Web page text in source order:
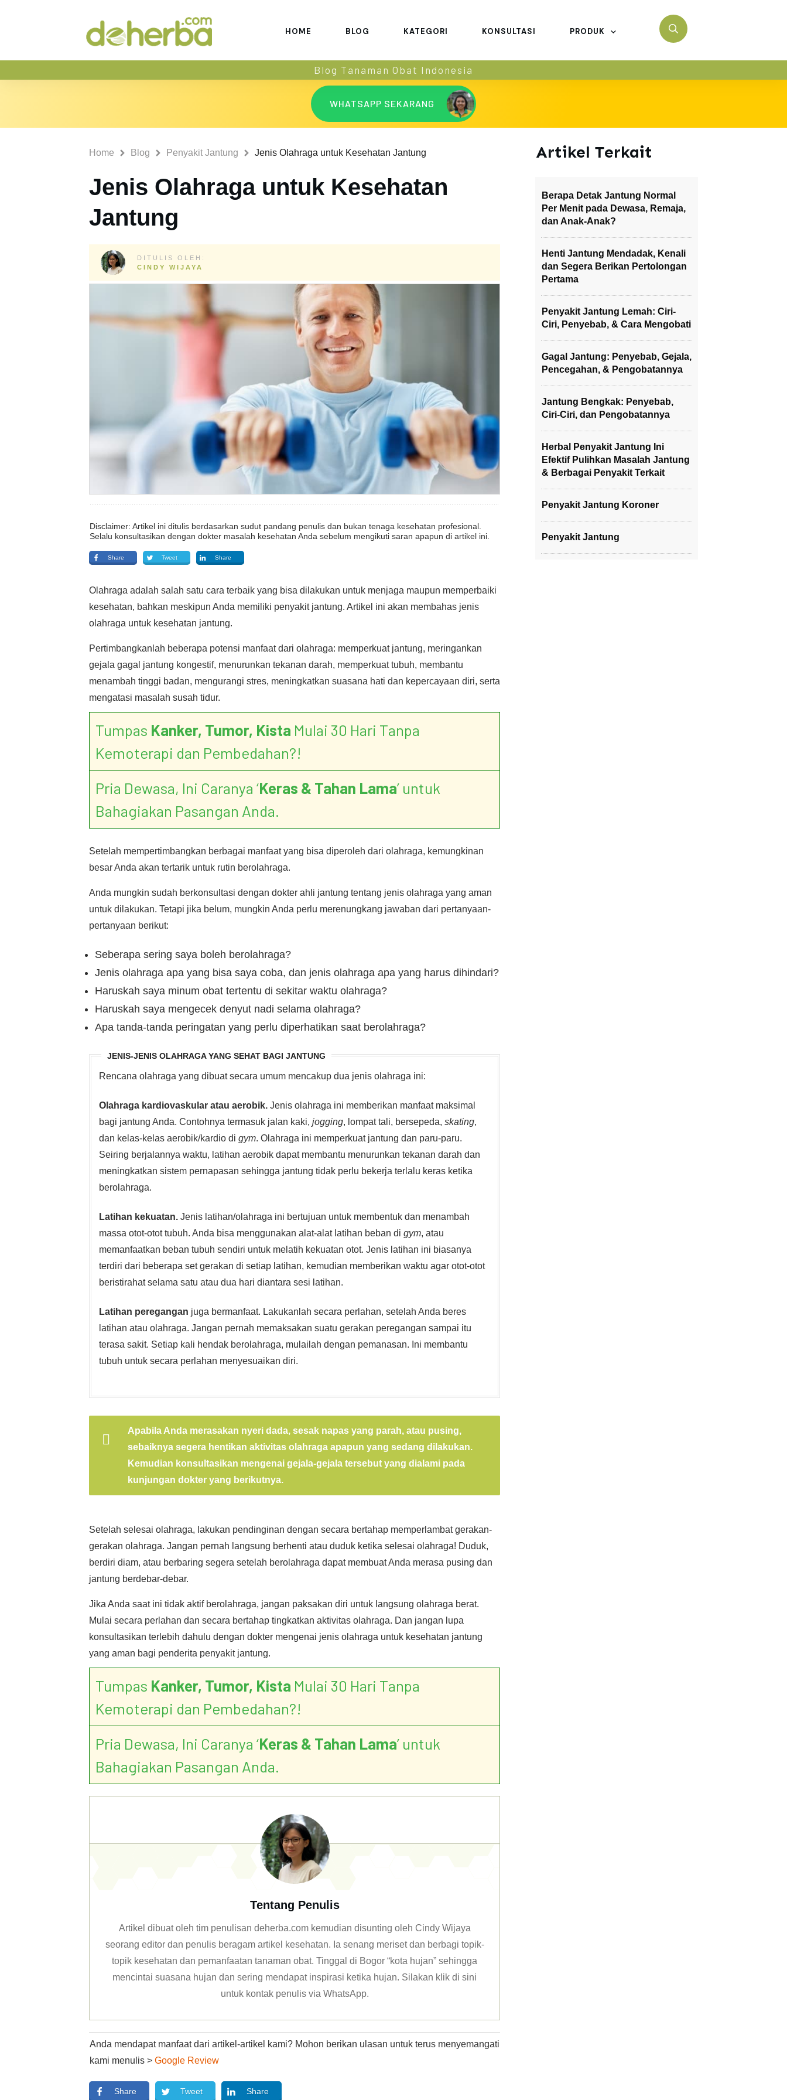
HOME BLOG KATEGORI KONSULTASI PRODUK
Blog Tanaman Obat Indonesia
WHATSAPP SEKARANG
Home Blog Penyakit Jantung Jenis Olahraga untuk Kesehatan Jantung
Jenis Olahraga untuk Kesehatan
Jantung
DITULIS OLEH:
CINDY WIJAYA
Disclaimer: Artikel ini ditulis berdasarkan sudut pandang penulis dan bukan tenaga kesehatan profesional.
Selalu konsultasikan dengan dokter masalah kesehatan Anda sebelum mengikuti saran apapun di artikel ini.
Share Tweet Share
Olahraga adalah salah satu cara terbaik yang bisa dilakukan untuk menjaga maupun memperbaiki
kesehatan, bahkan meskipun Anda memiliki penyakit jantung. Artikel ini akan membahas jenis
olahraga untuk kesehatan jantung.
Pertimbangkanlah beberapa potensi manfaat dari olahraga: memperkuat jantung, meringankan
gejala gagal jantung kongestif, menurunkan tekanan darah, memperkuat tubuh, membantu
menambah tinggi badan, mengurangi stres, meningkatkan suasana hati dan kepercayaan diri, serta
mengatasi masalah susah tidur.
Tumpas Kanker, Tumor, Kista Mulai 30 Hari Tanpa
Kemoterapi dan Pembedahan?!
Pria Dewasa, Ini Caranya ‘Keras & Tahan Lama’ untuk
Bahagiakan Pasangan Anda.
Setelah mempertimbangkan berbagai manfaat yang bisa diperoleh dari olahraga, kemungkinan
besar Anda akan tertarik untuk rutin berolahraga.
Anda mungkin sudah berkonsultasi dengan dokter ahli jantung tentang jenis olahraga yang aman
untuk dilakukan. Tetapi jika belum, mungkin Anda perlu merenungkang jawaban dari pertanyaan-
pertanyaan berikut:
Seberapa sering saya boleh berolahraga?
Jenis olahraga apa yang bisa saya coba, dan jenis olahraga apa yang harus dihindari?
Haruskah saya minum obat tertentu di sekitar waktu olahraga?
Haruskah saya mengecek denyut nadi selama olahraga?
Apa tanda-tanda peringatan yang perlu diperhatikan saat berolahraga?
JENIS-JENIS OLAHRAGA YANG SEHAT BAGI JANTUNG
Rencana olahraga yang dibuat secara umum mencakup dua jenis olahraga ini:
Olahraga kardiovaskular atau aerobik. Jenis olahraga ini memberikan manfaat maksimal
bagi jantung Anda. Contohnya termasuk jalan kaki, jogging, lompat tali, bersepeda, skating,
dan kelas-kelas aerobik/kardio di gym. Olahraga ini memperkuat jantung dan paru-paru.
Seiring berjalannya waktu, latihan aerobik dapat membantu menurunkan tekanan darah dan
meningkatkan sistem pernapasan sehingga jantung tidak perlu bekerja terlalu keras ketika
berolahraga.
Latihan kekuatan. Jenis latihan/olahraga ini bertujuan untuk membentuk dan menambah
massa otot-otot tubuh. Anda bisa menggunakan alat-alat latihan beban di gym, atau
memanfaatkan beban tubuh sendiri untuk melatih kekuatan otot. Jenis latihan ini biasanya
terdiri dari beberapa set gerakan di setiap latihan, kemudian memberikan waktu agar otot-otot
beristirahat selama satu atau dua hari diantara sesi latihan.
Latihan peregangan juga bermanfaat. Lakukanlah secara perlahan, setelah Anda beres
latihan atau olahraga. Jangan pernah memaksakan suatu gerakan peregangan sampai itu
terasa sakit. Setiap kali hendak berolahraga, mulailah dengan pemanasan. Ini membantu
tubuh untuk secara perlahan menyesuaikan diri.
Apabila Anda merasakan nyeri dada, sesak napas yang parah, atau pusing,
sebaiknya segera hentikan aktivitas olahraga apapun yang sedang dilakukan.
Kemudian konsultasikan mengenai gejala-gejala tersebut yang dialami pada
kunjungan dokter yang berikutnya.
Setelah selesai olahraga, lakukan pendinginan dengan secara bertahap memperlambat gerakan-
gerakan olahraga. Jangan pernah langsung berhenti atau duduk ketika selesai olahraga! Duduk,
berdiri diam, atau berbaring segera setelah berolahraga dapat membuat Anda merasa pusing dan
jantung berdebar-debar.
Jika Anda saat ini tidak aktif berolahraga, jangan paksakan diri untuk langsung olahraga berat.
Mulai secara perlahan dan secara bertahap tingkatkan aktivitas olahraga. Dan jangan lupa
konsultasikan terlebih dahulu dengan dokter mengenai jenis olahraga untuk kesehatan jantung
yang aman bagi penderita penyakit jantung.
Tumpas Kanker, Tumor, Kista Mulai 30 Hari Tanpa
Kemoterapi dan Pembedahan?!
Pria Dewasa, Ini Caranya ‘Keras & Tahan Lama’ untuk
Bahagiakan Pasangan Anda.
Tentang Penulis
Artikel dibuat oleh tim penulisan deherba.com kemudian disunting oleh Cindy Wijaya
seorang editor dan penulis beragam artikel kesehatan. Ia senang meriset dan berbagi topik-
topik kesehatan dan pemanfaatan tanaman obat. Tinggal di Bogor “kota hujan” sehingga
mencintai suasana hujan dan sering mendapat inspirasi ketika hujan. Silakan klik di sini
untuk kontak penulis via WhatsApp.
Anda mendapat manfaat dari artikel-artikel kami? Mohon berikan ulasan untuk terus menyemangati
kami menulis > Google Review
Share Tweet Share
Artikel Terkait
Berapa Detak Jantung Normal
Per Menit pada Dewasa, Remaja,
dan Anak-Anak?
Henti Jantung Mendadak, Kenali
dan Segera Berikan Pertolongan
Pertama
Penyakit Jantung Lemah: Ciri-
Ciri, Penyebab, & Cara Mengobati
Gagal Jantung: Penyebab, Gejala,
Pencegahan, & Pengobatannya
Jantung Bengkak: Penyebab,
Ciri-Ciri, dan Pengobatannya
Herbal Penyakit Jantung Ini
Efektif Pulihkan Masalah Jantung
& Berbagai Penyakit Terkait
Penyakit Jantung Koroner
Penyakit Jantung